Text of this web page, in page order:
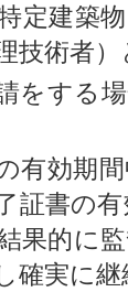
定建築
技術者
をする
有効期
証書の
果的に
確実に